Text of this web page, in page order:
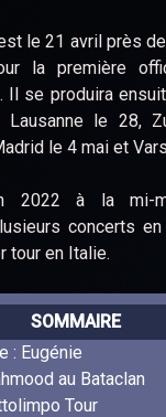
le 21 avril près
la première
Il se produira
Lausanne le 28,
le 4 mai et
2022 à la mi-
concerts
tour en Italie.
SOMMAIRE
: Eugénie
au Bataclan
Tour